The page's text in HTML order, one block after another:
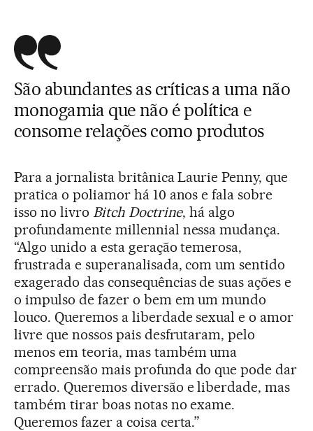
São abundantes as críticas a uma não
monogamia que não é política e
consome relações como produtos
Para a jornalista britânica Laurie Penny, que
pratica o poliamor há 10 anos e fala sobre
isso no livro Bitch Doctrine, há algo
profundamente millennial nessa mudança.
“Algo unido a esta geração temerosa,
frustrada e superanalisada, com um sentido
exagerado das consequências de suas ações e
o impulso de fazer o bem em um mundo
louco. Queremos a liberdade sexual e o amor
livre que nossos pais desfrutaram, pelo
menos em teoria, mas também uma
compreensão mais profunda do que pode dar
errado. Queremos diversão e liberdade, mas
também tirar boas notas no exame.
Queremos fazer a coisa certa.”